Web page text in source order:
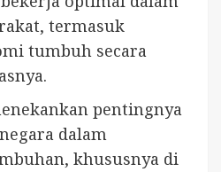
termasuk
tumbuh secara
pentingnya
dalam
khususnya di